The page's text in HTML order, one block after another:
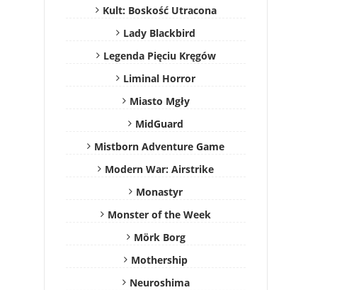
Kult: Boskość Utracona
Lady Blackbird
Legenda Pięciu Kręgów
Liminal Horror
Miasto Mgły
MidGuard
Mistborn Adventure Game
Modern War: Airstrike
Monastyr
Monster of the Week
Mörk Borg
Mothership
Neuroshima